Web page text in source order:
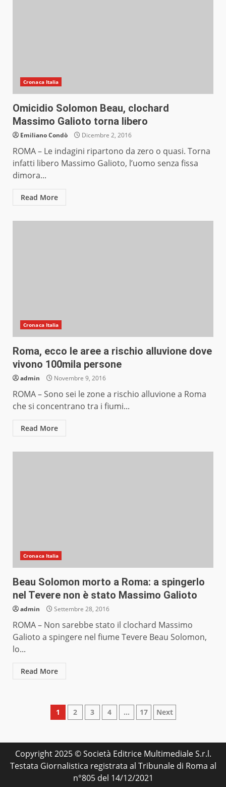
Cronaca Italia
Omicidio Solomon Beau, clochard
Massimo Galioto torna libero
Emiliano Condò Dicembre 2, 2016
ROMA – Le indagini ripartono da zero o quasi. Torna
infatti libero Massimo Galioto, l’uomo senza fissa
dimora...
Read More
Cronaca Italia
Roma, ecco le aree a rischio alluvione dove
vivono 100mila persone
admin Novembre 9, 2016
ROMA – Sono sei le zone a rischio alluvione a Roma
che si concentrano tra i fiumi...
Read More
Cronaca Italia
Beau Solomon morto a Roma: a spingerlo
nel Tevere non è stato Massimo Galioto
admin Settembre 28, 2016
ROMA – Non sarebbe stato il clochard Massimo
Galioto a spingere nel fiume Tevere Beau Solomon,
lo...
Read More
Paginazione
articoli
1 2 3 4 … 17 Next
Copyright 2025 © Società Editrice Multimediale S.r.l.
Testata Giornalistica registrata al Tribunale di Roma al
n°805 del 14/12/2021